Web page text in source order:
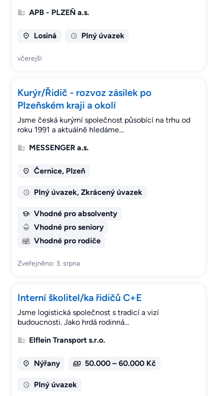
APB - PLZEŇ a.s.
Losiná Plný úvazek
včerejší
Kurýr/Řidič - rozvoz zásilek po
Plzeňském kraji a okolí
Jsme česká kurýrní společnost působící na trhu od
roku 1991 a aktuálně hledáme…
MESSENGER a.s.
Černice, Plzeň
Plný úvazek, Zkrácený úvazek
Vhodné pro absolventy
Vhodné pro seniory
Vhodné pro rodiče
Zveřejněno: 3. srpna
Interní školitel/ka řidičů C+E
Jsme logistická společnost s tradicí a vizí
budoucnosti. Jako hrdá rodinná…
Elflein Transport s.r.o.
Nýřany 50.000 – 60.000 Kč
Plný úvazek